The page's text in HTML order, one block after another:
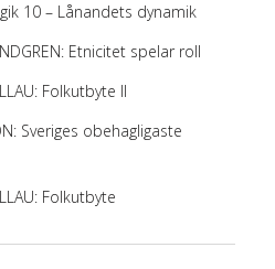
10 – Lånandets dynamik
Etnicitet spelar roll
Folkutbyte II
Sveriges obehagligaste
Folkutbyte